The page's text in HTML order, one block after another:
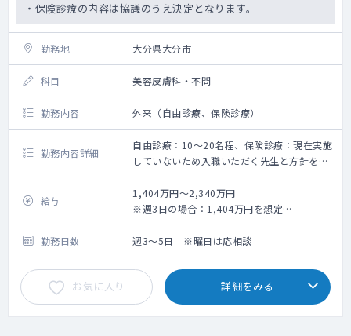
・保険診療の内容は協議のうえ決定となります。
勤務地 大分県大分市
科目 美容皮膚科・不問
勤務内容 外来（自由診療、保険診療）
勤務内容詳細
自由診療：10～20名程、保険診療：現在実施
していないため入職いただく先生と方針を決
める予定です。
◇医療脱毛・痩身・アートメイクに関する問
診（既往・禁忌確認・同意書説明）、及び内
科もしくは皮膚科の保険診療・処方をお願い
いたします。
◇主に医療脱毛を実施しておりますが、今後
は脂肪溶解注射を取り入れる予定です。
◇対応数：自由診療の問診:10～20名／日、
保険診療:これから開始する為未定
※施術は看護師が実施します。
給与
1,404万円～2,340万円
※週3日の場合：1,404万円を想定
※週4日の場合：1,872万円を想定
※週5日の場合：2,340万円を想定
※日給90,000円換算のため勤務回数によって
変動有り。
勤務日数 週3～5日 ※曜日は応相談
お気に入り 詳細をみる